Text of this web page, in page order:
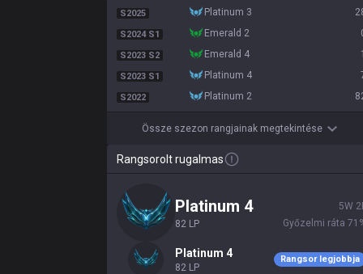
S2025 platinum 3
S2024 S1 emerald 2
S2023 S2 emerald 4 1
S2023 S1 platinum 4
S2022 platinum 2
Össze szezon rangjainak megtekintése
Rangsorolt rugalmas
platinum 4
82 LP
5W 2
Győzelmi ráta 71
platinum 4
82 LP
Rangsor legjobbja